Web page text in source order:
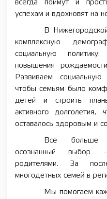
всегда поймут и
успехам и вдохновят на
В
комплексную
социальную
повышения
Развиваем социальную
чтобы семьям было
детей и строить
активного долголетия,
оставалось здоровым и
Всё больше
осознанный выбор
родителями. За
многодетных семей в
Мы помогаем